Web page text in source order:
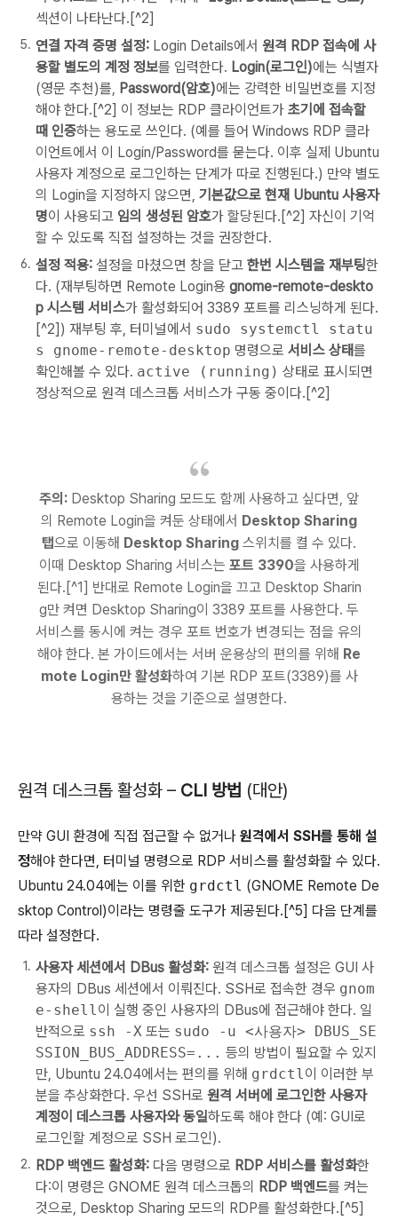
섹션이 나타난다.[^2]
연결 자격 증명 설정: Login Details에서 원격 RDP 접속에 사
용할 별도의 계정 정보를 입력한다. Login(로그인)에는 식별자
(영문 추천)를, Password(암호)에는 강력한 비밀번호를 지정
해야 한다.[^2] 이 정보는 RDP 클라이언트가 초기에 접속할
때 인증하는 용도로 쓰인다. (예를 들어 Windows RDP 클라
이언트에서 이 Login/Password를 묻는다. 이후 실제 Ubuntu
사용자 계정으로 로그인하는 단계가 따로 진행된다.) 만약 별도
의 Login을 지정하지 않으면, 기본값으로 현재 Ubuntu 사용자
명이 사용되고 임의 생성된 암호가 할당된다.[^2] 자신이 기억
할 수 있도록 직접 설정하는 것을 권장한다.
설정 적용: 설정을 마쳤으면 창을 닫고 한번 시스템을 재부팅한
다. (재부팅하면 Remote Login용 gnome-remote-deskto
p 시스템 서비스가 활성화되어 3389 포트를 리스닝하게 된다.
[^2]) 재부팅 후, 터미널에서 sudo systemctl statu
s gnome-remote-desktop 명령으로 서비스 상태를
확인해볼 수 있다. active (running) 상태로 표시되면
정상적으로 원격 데스크톱 서비스가 구동 중이다.[^2]
주의: Desktop Sharing 모드도 함께 사용하고 싶다면, 앞
의 Remote Login을 켜둔 상태에서 Desktop Sharing
탭으로 이동해 Desktop Sharing 스위치를 켤 수 있다.
이때 Desktop Sharing 서비스는 포트 3390을 사용하게
된다.[^1] 반대로 Remote Login을 끄고 Desktop Sharin
g만 켜면 Desktop Sharing이 3389 포트를 사용한다. 두
서비스를 동시에 켜는 경우 포트 번호가 변경되는 점을 유의
해야 한다. 본 가이드에서는 서버 운용상의 편의를 위해 Re
mote Login만 활성화하여 기본 RDP 포트(3389)를 사
용하는 것을 기준으로 설명한다.
원격 데스크톱 활성화 – CLI 방법 (대안)
만약 GUI 환경에 직접 접근할 수 없거나 원격에서 SSH를 통해 설
정해야 한다면, 터미널 명령으로 RDP 서비스를 활성화할 수 있다.
Ubuntu 24.04에는 이를 위한 grdctl (GNOME Remote De
sktop Control)이라는 명령줄 도구가 제공된다.[^5] 다음 단계를
따라 설정한다.
사용자 세션에서 DBus 활성화: 원격 데스크톱 설정은 GUI 사
용자의 DBus 세션에서 이뤄진다. SSH로 접속한 경우 gnom
e-shell이 실행 중인 사용자의 DBus에 접근해야 한다. 일
반적으로 ssh -X 또는 sudo -u <사용자> DBUS_SE
SSION_BUS_ADDRESS=... 등의 방법이 필요할 수 있지
만, Ubuntu 24.04에서는 편의를 위해 grdctl이 이러한 부
분을 추상화한다. 우선 SSH로 원격 서버에 로그인한 사용자
계정이 데스크톱 사용자와 동일하도록 해야 한다 (예: GUI로
로그인할 계정으로 SSH 로그인).
RDP 백엔드 활성화: 다음 명령으로 RDP 서비스를 활성화한
다:이 명령은 GNOME 원격 데스크톱의 RDP 백엔드를 켜는
것으로, Desktop Sharing 모드의 RDP를 활성화한다.[^5]